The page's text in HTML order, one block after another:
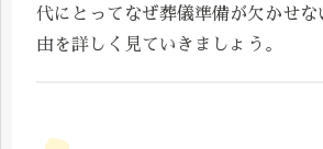
代にとってなぜ葬儀準備が欠かせな
由を詳しく見ていきましょう。